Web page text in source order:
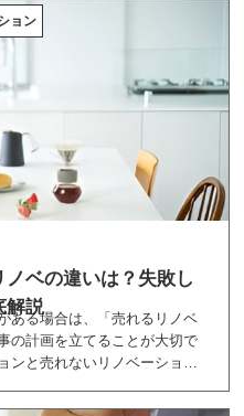
ョン
ベの違いは？失敗し
解説
ある場合は、「売れるリノベ
の計画を立てることが大切で
ンと売れないリノベーション